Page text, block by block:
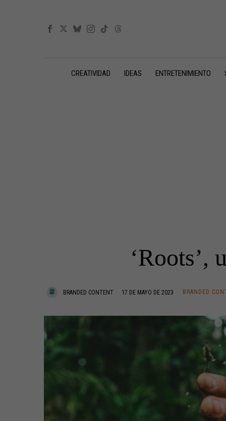
CREATIVIDAD IDEAS ENTRETENIMIENTO
‘Roots’,
BRANDED CONTENT 17 DE MAYO DE 2023 BRANDED